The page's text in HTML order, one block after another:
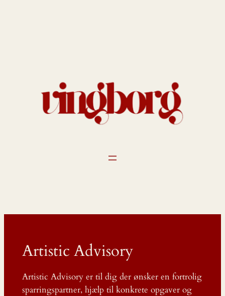
Artistic Advisory
Artistic Advisory er til dig der ønsker en fortrolig
sparringspartner, hjælp til konkrete opgaver og